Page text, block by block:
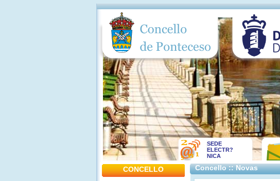
SEDE
ELECTR?
NICA
CONCELLO Concello :: Novas